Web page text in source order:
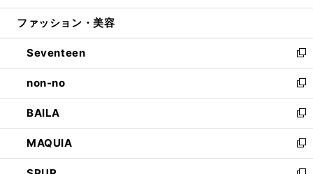
開
ウ
開
く
ン
ウ
で
開
く
ウ
ン
ド
ウ
で
開
く
ファッション・美容
Seventeen
新
し
い
ウ
ィ
ン
ド
ウ
non-no
新
し
い
ウ
ィ
ン
BAILA
新
し
い
ウ
MAQUIA
新
し